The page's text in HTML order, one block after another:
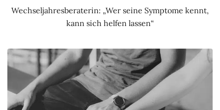
Wechseljahresberaterin: „Wer seine Symptome kennt,
kann sich helfen lassen“